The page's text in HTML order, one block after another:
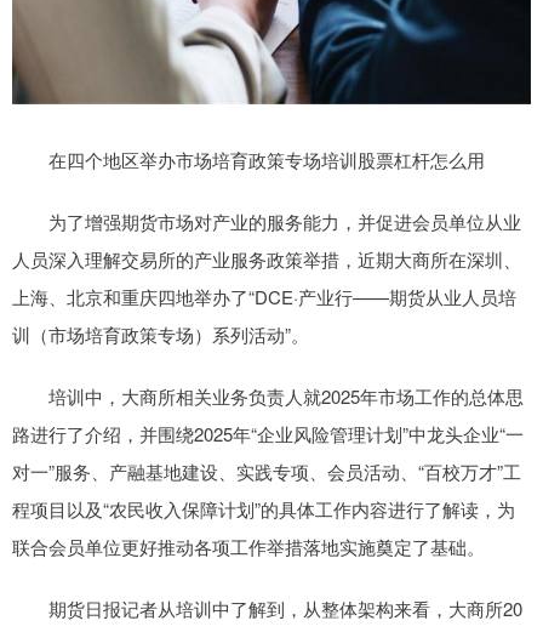
在四个地区举办市场培育政策专场培训股票杠杆怎么用
为了增强期货市场对产业的服务能力，并促进会员单位从业
人员深入理解交易所的产业服务政策举措，近期大商所在深圳、
上海、北京和重庆四地举办了“DCE·产业行——期货从业人员培
训（市场培育政策专场）系列活动”。
培训中，大商所相关业务负责人就2025年市场工作的总体思
路进行了介绍，并围绕2025年“企业风险管理计划”中龙头企业“一
对一”服务、产融基地建设、实践专项、会员活动、“百校万才”工
程项目以及“农民收入保障计划”的具体工作内容进行了解读，为
联合会员单位更好推动各项工作举措落地实施奠定了基础。
期货日报记者从培训中了解到，从整体架构来看，大商所20